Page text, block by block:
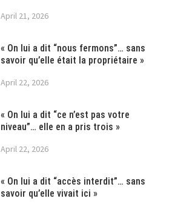
April 21, 2026
« On lui a dit “nous fermons”… sans
savoir qu’elle était la propriétaire »
April 22, 2026
« On lui a dit “ce n’est pas votre
niveau”… elle en a pris trois »
April 22, 2026
« On lui a dit “accès interdit”… sans
savoir qu’elle vivait ici »